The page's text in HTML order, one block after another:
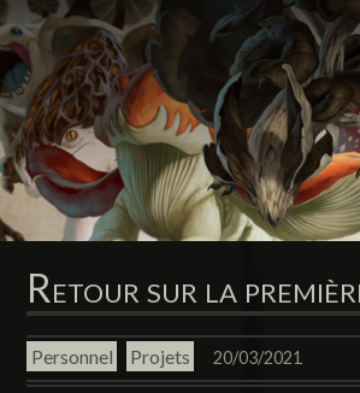
Retour sur la
Personnel Projets 20/03/2021